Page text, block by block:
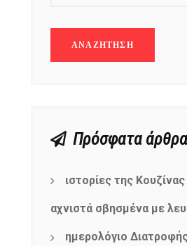
Πρόσφατα άρθρα
ιστορίες της
αχνιστά σβησμένα με
ημερολόγιο